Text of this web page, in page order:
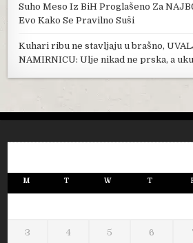
Suho Meso Iz BiH Proglašeno Za
Evo Kako Se Pravilno Suši
Kuhari ribu ne stavljaju u brašno,
NAMIRNICU: Ulje nikad ne prska, a
M T W T
3 4 5 6